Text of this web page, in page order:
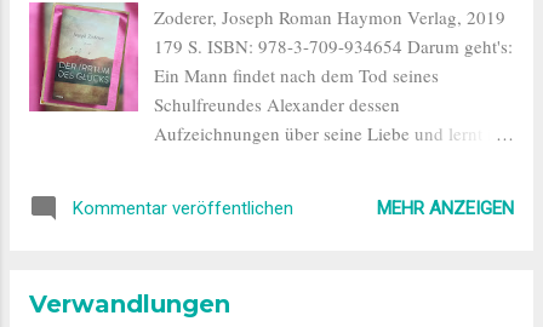
Freundinnen hat ein Kind. Mit niemandem
kann sie sich austauschen, außer mit Jan. Der
versucht aber gerade, durch ein Volontariat
eine Stelle bei einer Zeitung zu bekommen,
also hält sie ihm auch so gut es geht den
aufgestauten Frust und findet dieses schließlich
Zoderer, Joseph Roman Haymon Verlag, 2019
179 S. ISBN: 978-3-709-934654 Darum geht's:
Ein Mann findet nach dem Tod seines
Schulfreundes Alexander dessen
Aufzeichnungen über seine Liebe und lernt ihn
Gedanken seines Freundes zu veröffentlichen.
sein Leben lang Single und hat nicht an die
Kommentar veröffentlichen MEHR ANZEIGEN
Verwandlungen